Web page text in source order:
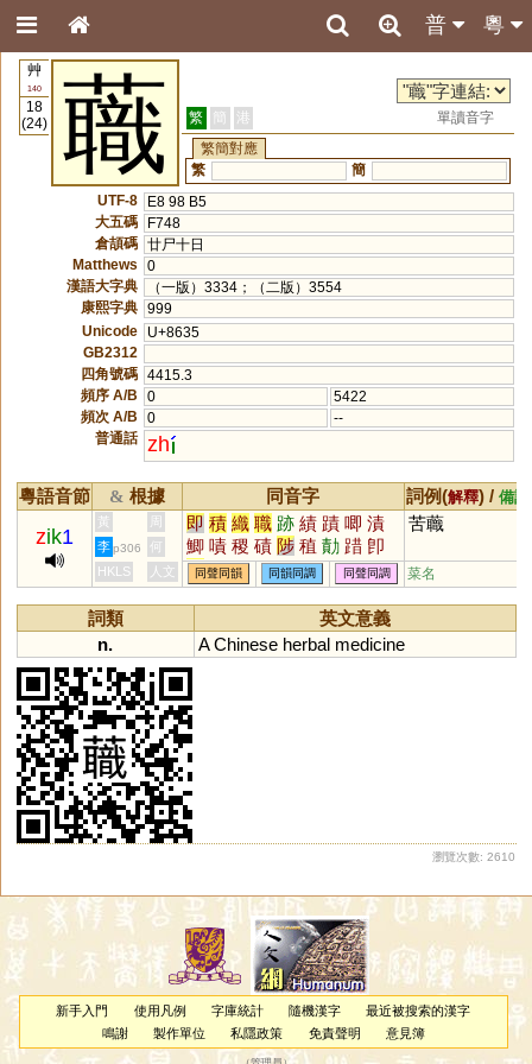
粵
普
艸
140
18
(24)
蘵 繁 簡 港
單讀音字
繁簡對應
繁
簡
UTF-8
E8 98 B5
大五碼
F748
倉頡碼 廿尸十日
Matthews
0
漢語大字典
（一版）3334；（二版）3554
康熙字典 999
Unicode
U+8635
GB2312
四角號碼 4415.3
頻序 A/B
0
5422
頻次 A/B
0
--
普通話 zh
粵語音節 & 根據 同音字 詞例(解釋) / 備註
zik1
黃 周 即 積 織 職 跡 績 蹟 唧 漬
鯽 嘖 稷 磧 陟 稙 勣 踖 卽
戠 膱 樴 蟙 蝍 楖 癪 堲 鰿
畟 幘 尐 庴 嬂 捗 樍 蠀 唶
苦蘵
李 p306
何
HKLS
人文 同聲同韻 同韻同調 同聲同調 菜名
詞類
英文意義
n.
A Chinese herbal medicine
瀏覽次數: 2610
新手入門 使用凡例 字庫統計 隨機漢字
最近被搜索的漢字
鳴謝
製作單位 私隱政策 免責聲明 意見簿